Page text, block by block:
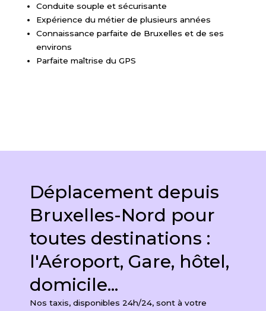
Conduite souple et sécurisante
Expérience du métier de plusieurs années
Connaissance parfaite de Bruxelles et de ses
environs
Parfaite maîtrise du GPS
Déplacement depuis
Bruxelles-Nord pour
toutes destinations :
l'Aéroport, Gare, hôtel,
domicile...
Nos taxis, disponibles 24h/24, sont à votre